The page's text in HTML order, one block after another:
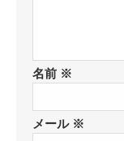
名前 ※
メール ※